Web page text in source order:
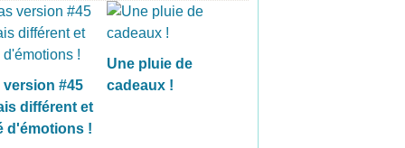
version #45
différent et
d'émotions !
Une pluie de
cadeaux !